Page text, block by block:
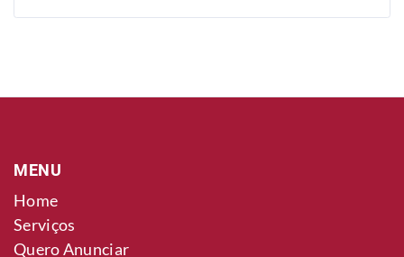
MENU
Home
Serviços
Quero Anunciar